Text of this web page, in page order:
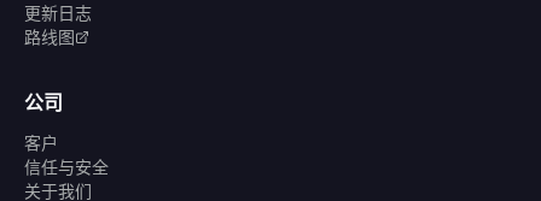
更新日志
路线图
公司
客户
信任与安全
关于我们